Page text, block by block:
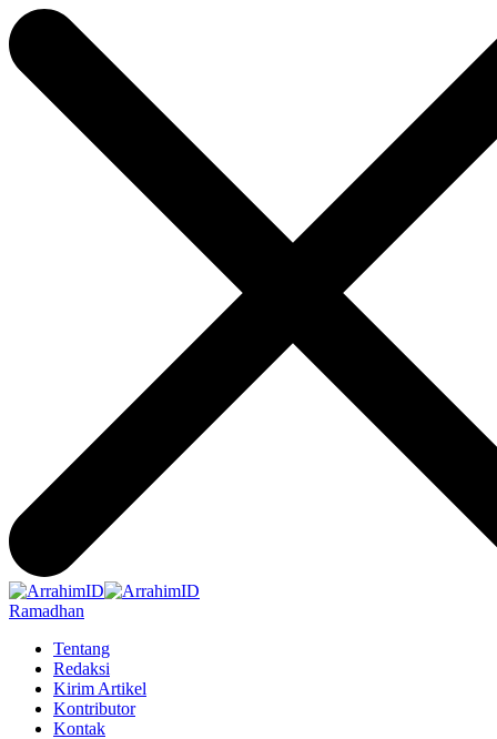
Ramadhan
Tentang
Redaksi
Kirim Artikel
Kontributor
Kontak